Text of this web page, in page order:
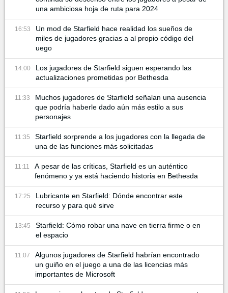
una ambiciosa hoja de ruta para 2024
16:53
Un mod de Starfield hace realidad los sueños de
miles de jugadores gracias a al propio código del
uego
14:00
Los jugadores de Starfield siguen esperando las
actualizaciones prometidas por Bethesda
11:33
Muchos jugadores de Starfield señalan una ausencia
que podría haberle dado aún más estilo a sus
personajes
11:35
Starfield sorprende a los jugadores con la llegada de
una de las funciones más solicitadas
11:11
A pesar de las críticas, Starfield es un auténtico
fenómeno y ya está haciendo historia en Bethesda
17:25
Lubricante en Starfield: Dónde encontrar este
recurso y para qué sirve
13:45
Starfield: Cómo robar una nave en tierra firme o en
el espacio
11:07
Algunos jugadores de Starfield habrían encontrado
un guiño en el juego a una de las licencias más
importantes de Microsoft